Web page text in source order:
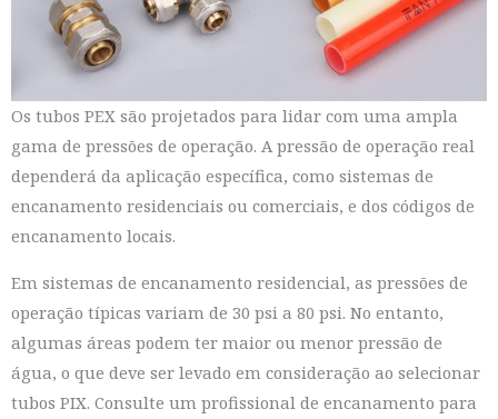
Os tubos PEX são projetados para lidar com uma ampla
gama de pressões de operação. A pressão de operação real
dependerá da aplicação específica, como sistemas de
encanamento residenciais ou comerciais, e dos códigos de
encanamento locais.
Em sistemas de encanamento residencial, as pressões de
operação típicas variam de 30 psi a 80 psi. No entanto,
algumas áreas podem ter maior ou menor pressão de
água, o que deve ser levado em consideração ao selecionar
tubos PIX. Consulte um profissional de encanamento para